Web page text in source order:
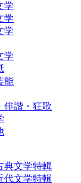
学
学
学
学
能
俳諧・狂歌
典文学特輯
代文学特輯